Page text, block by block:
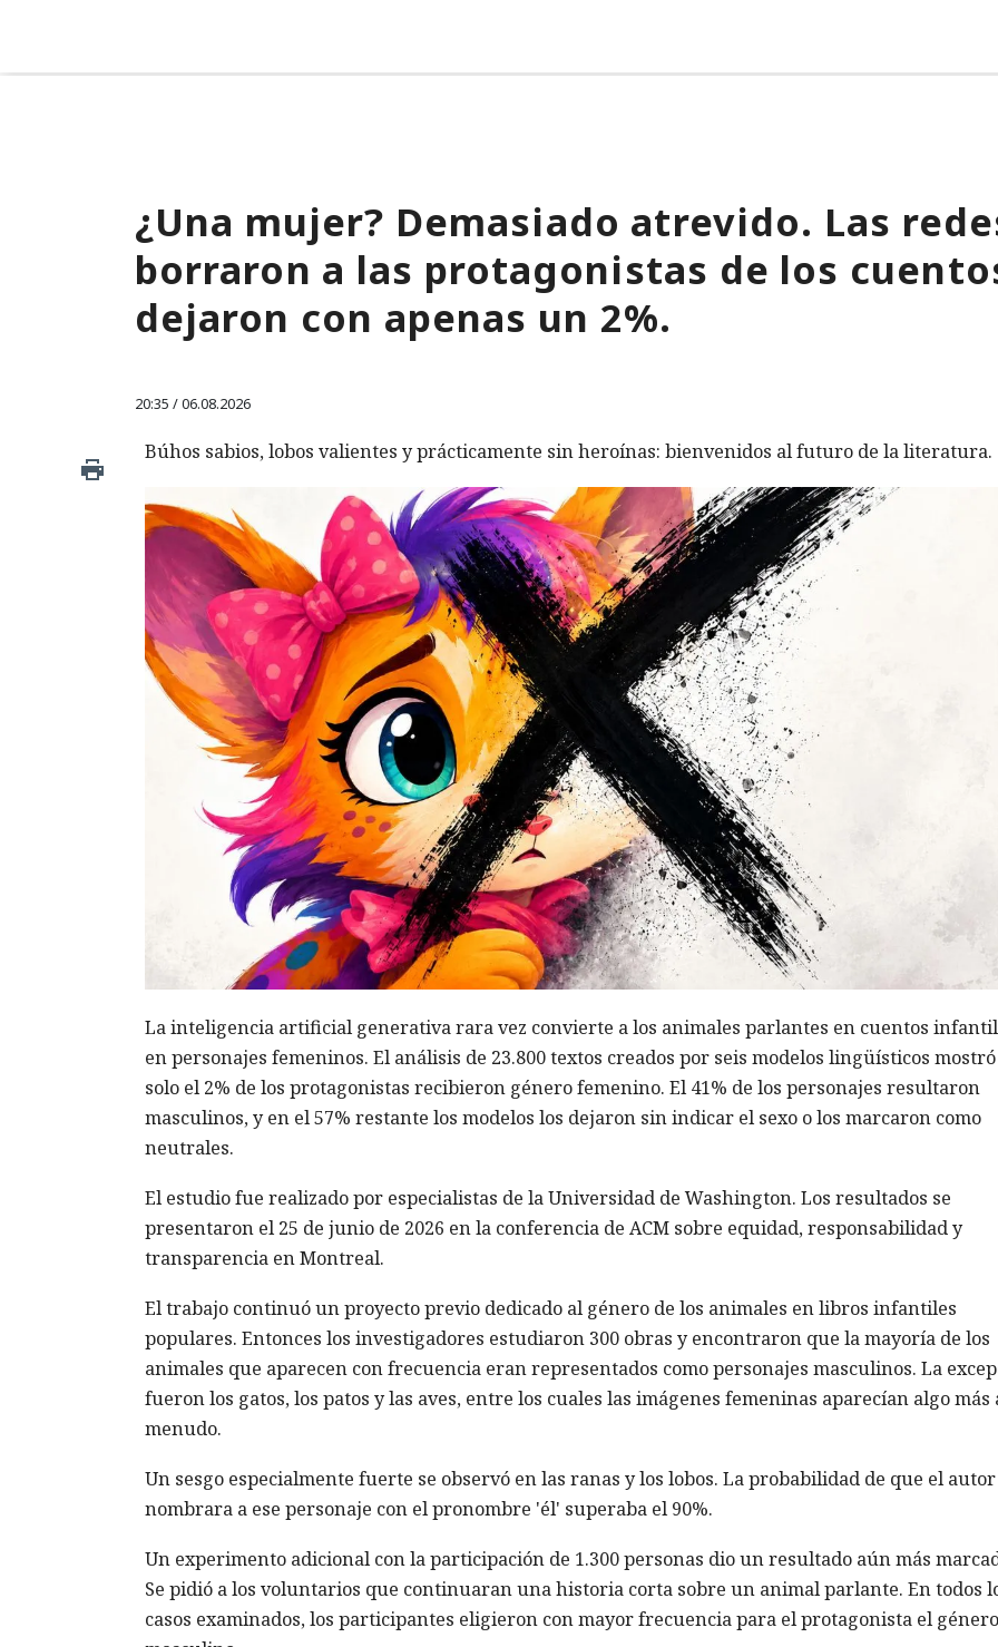
¿Una mujer? Demasiado atrevido. Las
borraron a las protagonistas de los
dejaron con apenas un 2%.
20:35 / 06.08.2026
Búhos sabios, lobos valientes y prácticamente sin heroínas: bienvenidos al futuro de la literatura.
La inteligencia artificial generativa rara vez convierte a los animales parlantes en cuentos
en personajes femeninos. El análisis de 23.800 textos creados por seis modelos lingüísticos
solo el 2% de los protagonistas recibieron género femenino. El 41% de los personajes resultaron
masculinos, y en el 57% restante los modelos los dejaron sin indicar el sexo o los marcaron como
neutrales.
El estudio fue realizado por especialistas de la Universidad de Washington. Los resultados se
presentaron el 25 de junio de 2026 en la conferencia de ACM sobre equidad, responsabilidad y
transparencia en Montreal.
El trabajo continuó un proyecto previo dedicado al género de los animales en libros infantiles
populares. Entonces los investigadores estudiaron 300 obras y encontraron que la mayoría de los
animales que aparecen con frecuencia eran representados como personajes masculinos. La
fueron los gatos, los patos y las aves, entre los cuales las imágenes femeninas aparecían algo más
menudo.
Un sesgo especialmente fuerte se observó en las ranas y los lobos. La probabilidad de que el autor
nombrara a ese personaje con el pronombre 'él' superaba el 90%.
Un experimento adicional con la participación de 1.300 personas dio un resultado aún más
Se pidió a los voluntarios que continuaran una historia corta sobre un animal parlante. En todos
casos examinados, los participantes eligieron con mayor frecuencia para el protagonista el género